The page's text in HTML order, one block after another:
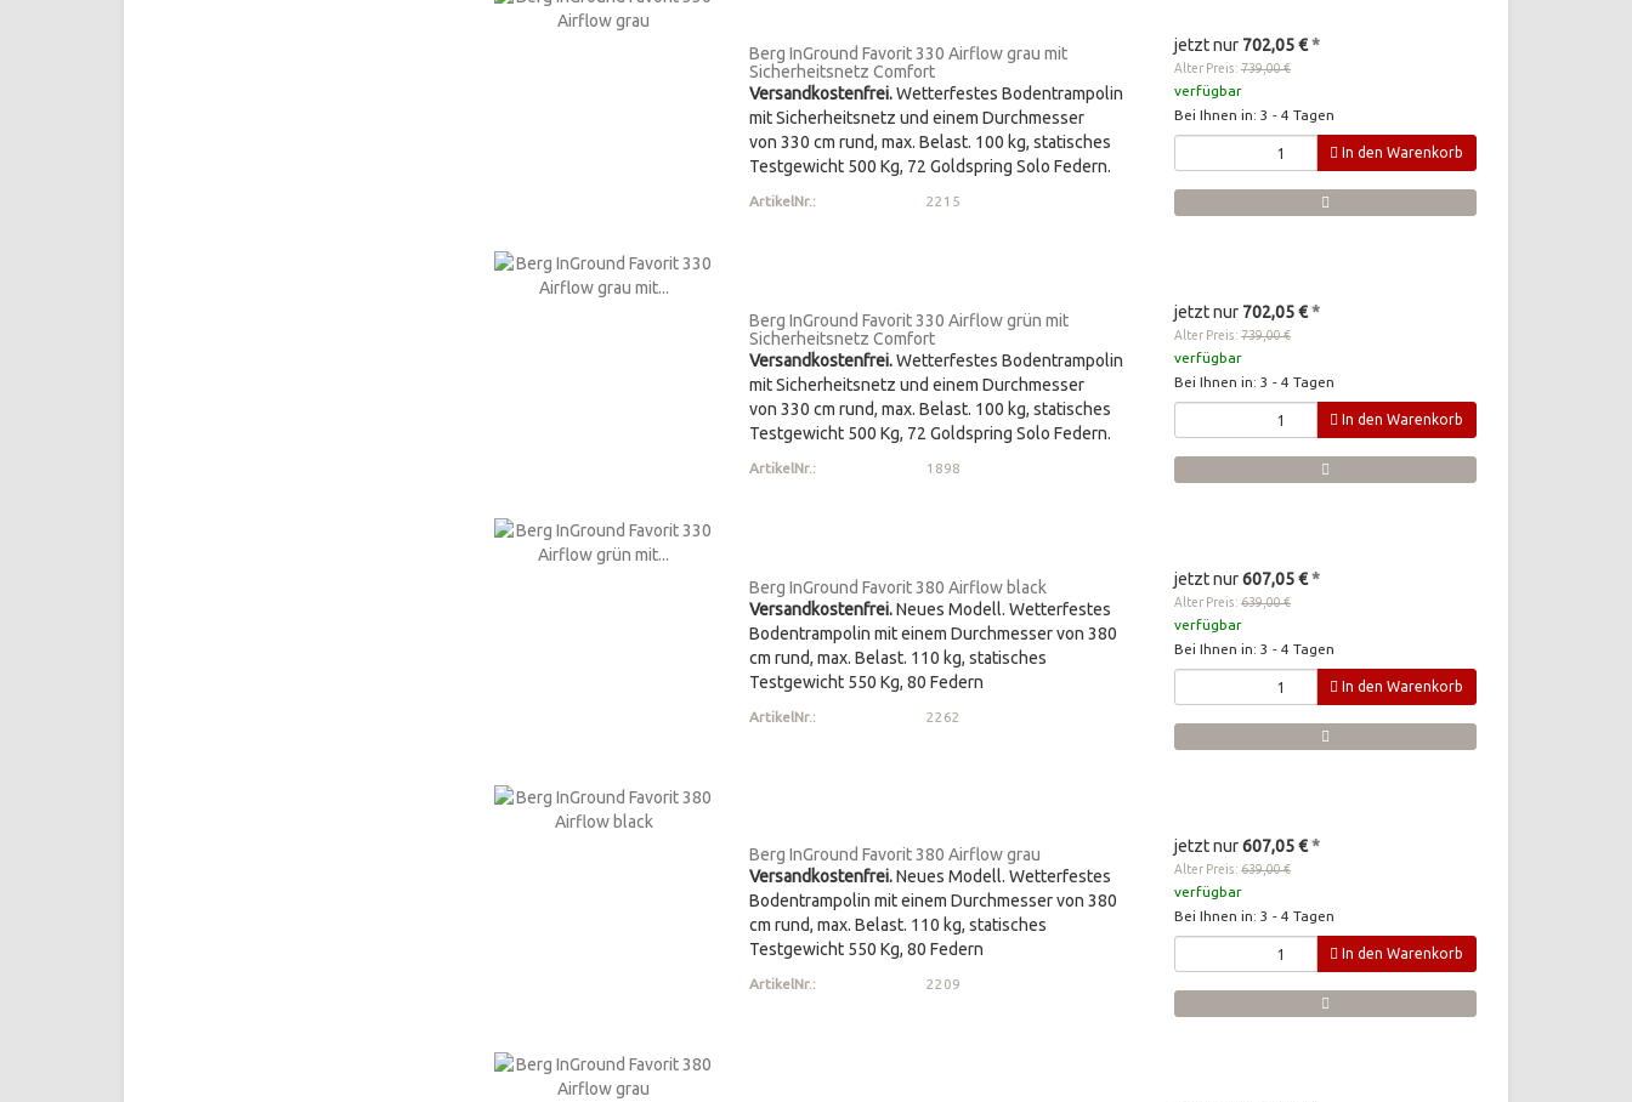
Berg InGround Favorit 330 Airflow grau mit
Sicherheitsnetz Comfort
Versandkostenfrei.Wetterfestes Bodentrampolin
mit Sicherheitsnetz und einem Durchmesser
von 330 cm rund, max. Belast. 100 kg, statisches
Testgewicht 500 Kg, 72 Goldspring Solo Federn.
ArtikelNr.: 2215
jetzt nur 702,05 €*
Alter Preis: 739,00 €
verfügbar
Bei Ihnen in: 3 - 4 Tagen
In den Warenkorb
Berg InGround Favorit 330 Airflow grün mit
Sicherheitsnetz Comfort
Versandkostenfrei.Wetterfestes Bodentrampolin
mit Sicherheitsnetz und einem Durchmesser
von 330 cm rund, max. Belast. 100 kg, statisches
Testgewicht 500 Kg, 72 Goldspring Solo Federn.
ArtikelNr.: 1898
jetzt nur 702,05 €*
Alter Preis: 739,00 €
verfügbar
Bei Ihnen in: 3 - 4 Tagen
In den Warenkorb
Berg InGround Favorit 380 Airflow black
Versandkostenfrei.Neues Modell. Wetterfestes
Bodentrampolin mit einem Durchmesser von 380
cm rund, max. Belast. 110 kg, statisches
Testgewicht 550 Kg, 80 Federn
ArtikelNr.: 2262
jetzt nur607,05 €*
Alter Preis: 639,00 €
verfügbar
Bei Ihnen in: 3 - 4 Tagen
In den Warenkorb
Berg InGround Favorit 380 Airflow grau
Versandkostenfrei.Neues Modell. Wetterfestes
Bodentrampolin mit einem Durchmesser von 380
cm rund, max. Belast. 110 kg, statisches
Testgewicht 550 Kg, 80 Federn
ArtikelNr.: 2209
jetzt nur607,05 €*
Alter Preis: 639,00 €
verfügbar
Bei Ihnen in: 3 - 4 Tagen
In den Warenkorb